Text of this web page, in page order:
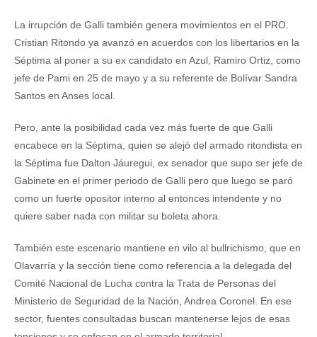
La irrupción de Galli también genera movimientos en el PRO.
Cristian Ritondo ya avanzó en acuerdos con los libertarios en la
Séptima al poner a su ex candidato en Azul, Ramiro Ortiz, como
jefe de Pami en 25 de mayo y a su referente de Bolívar Sandra
Santos en Anses local.
Pero, ante la posibilidad cada vez más fuerte de que Galli
encabece en la Séptima, quien se alejó del armado ritondista en
la Séptima fue Dalton Jáuregui, ex senador que supo ser jefe de
Gabinete en el primer periodo de Galli pero que luego se paró
como un fuerte opositor interno al entonces intendente y no
quiere saber nada con militar su boleta ahora.
También este escenario mantiene en vilo al bullrichismo, que en
Olavarría y la sección tiene como referencia a la delegada del
Comité Nacional de Lucha contra la Trata de Personas del
Ministerio de Seguridad de la Nación, Andrea Coronel. En ese
sector, fuentes consultadas buscan mantenerse lejos de esas